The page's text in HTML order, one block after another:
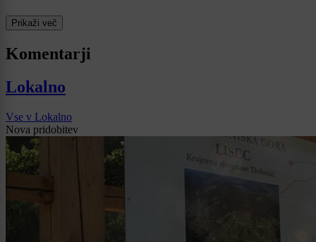
Prikaži več
Komentarji
Lokalno
Vse v Lokalno
Nova pridobitev